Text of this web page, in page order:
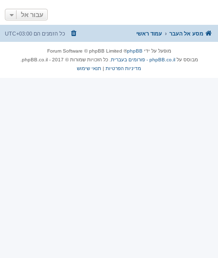
עבור אל
מסע אל העבר עמוד ראשי כל הזמנים הם UTC+03:00
מופעל על ידי phpBB
® Forum Software © phpBB Limited
מבוסס עלphpBB.co.il - פורומים בעברית
. כל הזכויות שמורות © 2017 - phpBB.co.il.
מדיניות הפרטיות | תנאי שימוש